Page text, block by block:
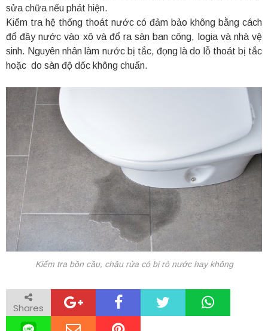
sửa chữa nếu phát hiện.
Kiểm tra hệ thống thoát nước có đảm bảo không bằng cách
đổ đầy nước vào xô và đổ ra sàn ban công, logia và nhà vệ
sinh. Nguyên nhân làm nước bị tắc, đọng là do lỗ thoát bị tắc
hoặc do sàn độ dốc không chuẩn.
Kiểm tra bồn cầu, chậu rửa có bị rò nước hay không
Shares